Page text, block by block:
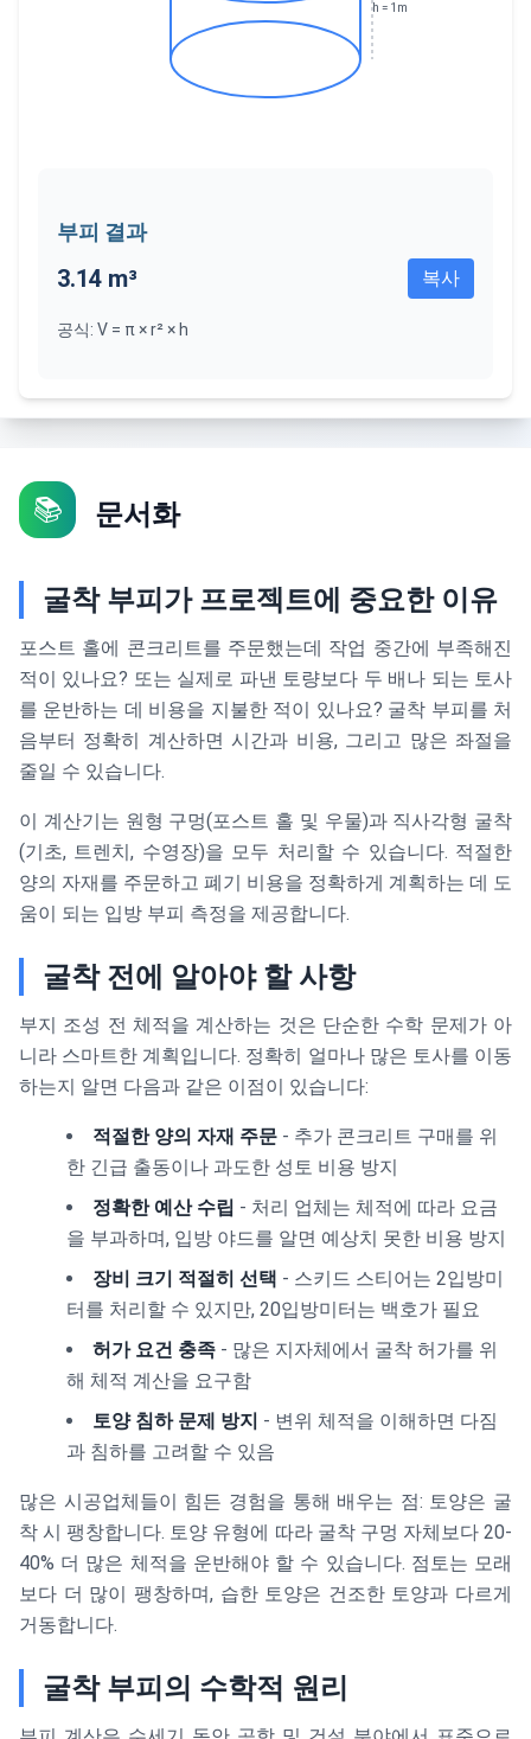
h = 1m
부피 결과
3.14 m³ 복사
공식: V = π × r² × h
📚 문서화
굴착 부피가 프로젝트에 중요한 이유
포스트 홀에 콘크리트를 주문했는데 작업 중간에 부족해진
적이 있나요? 또는 실제로 파낸 토량보다 두 배나 되는 토사
를 운반하는 데 비용을 지불한 적이 있나요? 굴착 부피를 처
음부터 정확히 계산하면 시간과 비용, 그리고 많은 좌절을
줄일 수 있습니다.
이 계산기는 원형 구멍(포스트 홀 및 우물)과 직사각형 굴착
(기초, 트렌치, 수영장)을 모두 처리할 수 있습니다. 적절한
양의 자재를 주문하고 폐기 비용을 정확하게 계획하는 데 도
움이 되는 입방 부피 측정을 제공합니다.
굴착 전에 알아야 할 사항
부지 조성 전 체적을 계산하는 것은 단순한 수학 문제가 아
니라 스마트한 계획입니다. 정확히 얼마나 많은 토사를 이동
하는지 알면 다음과 같은 이점이 있습니다:
적절한 양의 자재 주문 - 추가 콘크리트 구매를 위
한 긴급 출동이나 과도한 성토 비용 방지
정확한 예산 수립 - 처리 업체는 체적에 따라 요금
을 부과하며, 입방 야드를 알면 예상치 못한 비용 방지
장비 크기 적절히 선택 - 스키드 스티어는 2입방미
터를 처리할 수 있지만, 20입방미터는 백호가 필요
허가 요건 충족 - 많은 지자체에서 굴착 허가를 위
해 체적 계산을 요구함
토양 침하 문제 방지 - 변위 체적을 이해하면 다짐
과 침하를 고려할 수 있음
많은 시공업체들이 힘든 경험을 통해 배우는 점: 토양은 굴
착 시 팽창합니다. 토양 유형에 따라 굴착 구멍 자체보다 20-
40% 더 많은 체적을 운반해야 할 수 있습니다. 점토는 모래
보다 더 많이 팽창하며, 습한 토양은 건조한 토양과 다르게
거동합니다.
굴착 부피의 수학적 원리